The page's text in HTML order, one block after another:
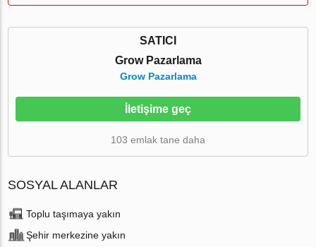
SATICI
Grow Pazarlama
Grow Pazarlama
İletişime geç
103 emlak tane daha
SOSYAL ALANLAR
Toplu taşımaya yakın
Şehir merkezine yakın